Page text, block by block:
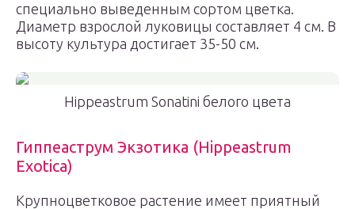
специально выведенным сортом цветка.
Диаметр взрослой луковицы составляет 4 см. В
высоту культура достигает 35-50 см.
Hippeastrum Sonatini белого цвета
Гиппеаструм Экзотика (Hippeastrum
Exotica)
Крупноцветковое растение имеет приятный